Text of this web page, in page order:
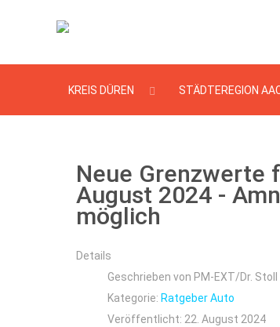
KREIS DÜREN STÄDTEREGION
Neue Grenzwerte
August 2024 -
möglich
Details
Geschrieben von PM-EXT/Dr.
Kategorie: Ratgeber Auto
Veröffentlicht: 22. August 2024